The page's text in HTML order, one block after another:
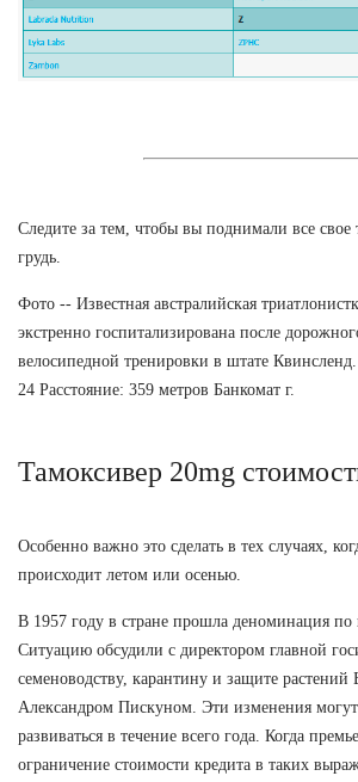
Следите за тем, чтобы вы поднимали все свое
грудь.
Фото -- Известная австралийская
экстренно госпитализирована после
велосипедной тренировки в штате
24 Расстояние: 359 метров Банкомат г.
Тамоксивер 20mg
Особенно важно это сделать в тех случаях,
происходит летом или осенью.
В 1957 году в стране прошла деноминация по
Ситуацию обсудили с директором главной
семеноводству, карантину и защите растений
Александром Пискуном. Эти изменения могут
развиваться в течение всего года. Когда
ограничение стоимости кредита в таких